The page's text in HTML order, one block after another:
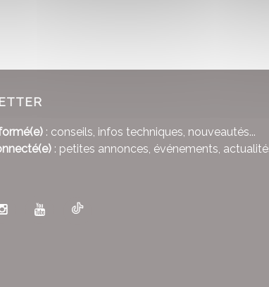
: conseils, infos techniques, nouveautés...
: petites annonces, événements,